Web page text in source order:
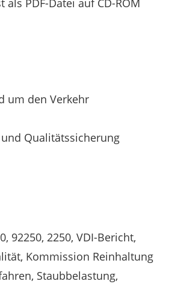
als PDF-Datei auf CD-ROM
um den Verkehr
Qualitätssicherung
92250, 2250, VDI-Bericht,
Kommission Reinhaltung
Staubbelastung,